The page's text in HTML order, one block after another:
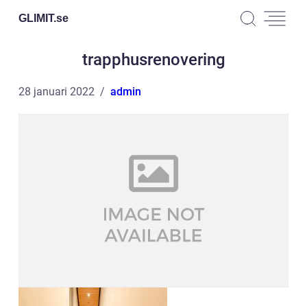
GLIMIT.se
trapphusrenovering
28 januari 2022 admin